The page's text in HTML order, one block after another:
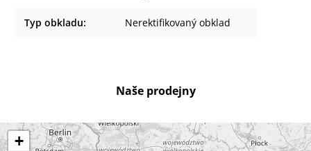
Typ obkladu: Nerektifikovaný obklad
Naše prodejny
+